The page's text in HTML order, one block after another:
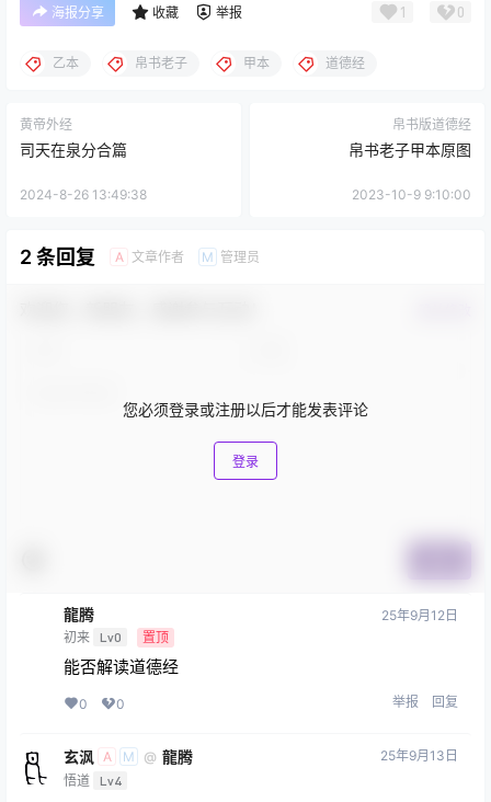
海报分享 收藏 举报 1 0
乙本 帛书老子 甲本 道德经
黄帝外经
司天在泉分合篇
2024-8-26 13:49:38
帛书版道德经
帛书老子甲本原图
2023-10-9 9:10:00
2 条回复 A 文章作者 M 管理员
您必须登录或注册以后才能发表评论
登录
龍腾
初来 Lv0 置顶
25年9月12日
能否解读道德经
0 0 举报 回复
玄沨 A M @ 龍腾
悟道 Lv4
25年9月13日